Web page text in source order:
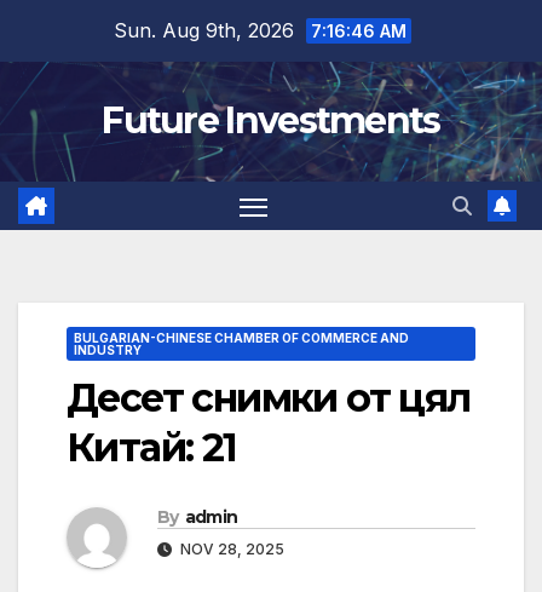
content
Sun. Aug 9th, 2026 7:16:47 AM
Future Investments
BULGARIAN-CHINESE CHAMBER OF COMMERCE AND
INDUSTRY
Десет снимки от цял
​​Китай: 21
By admin
NOV 28, 2025